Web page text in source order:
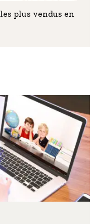
plus vendus en